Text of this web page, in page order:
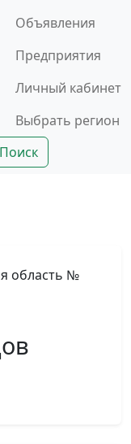
Объявления
Предприятия
Личный кабинет
Выбрать регион
Поиск
область №